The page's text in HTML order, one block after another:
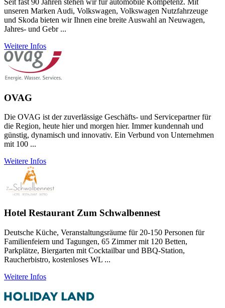
unseren Marken Audi, Volkswagen, Volkswagen Nutzfahrzeuge
und Skoda bieten wir Ihnen eine breite Auswahl an Neuwagen,
Jahres- und Gebr ...
Weitere Infos
OVAG
Die OVAG ist der zuver­lässige Geschäfts- und Service­partner für
die Region, heute hier und morgen hier. Immer kunden­nah und
günstig, dyna­misch und inno­vativ. Ein Verbund von Unter­neh­men
mit 100 ...
Weitere Infos
Hotel Restaurant Zum Schwalbennest
Deutsche Küche, Veranstaltungsräume für 20-150 Personen für
Familienfeiern und Tagungen, 65 Zimmer mit 120 Betten,
Parkplätze, Biergarten mit Cocktailbar und BBQ-Station,
Raucherbistro, kostenloses WL ...
Weitere Infos